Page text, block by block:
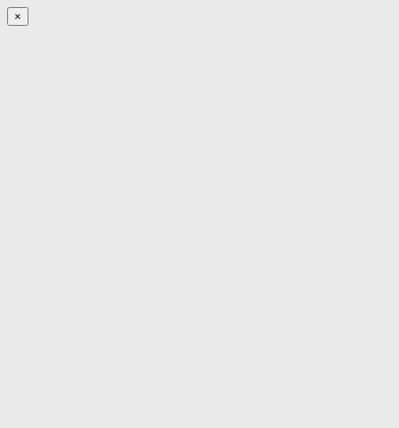
×